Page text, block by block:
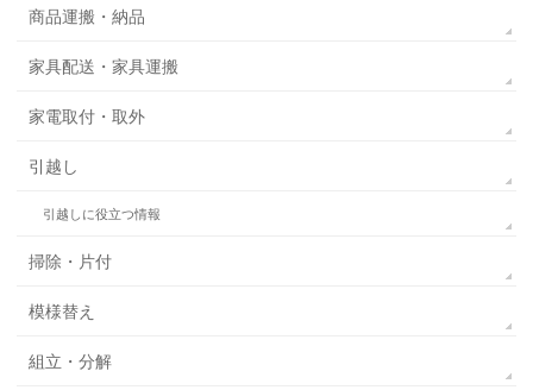
商品運搬・納品
家具配送・家具運搬
家電取付・取外
引越し
引越しに役立つ情報
掃除・片付
模様替え
組立・分解